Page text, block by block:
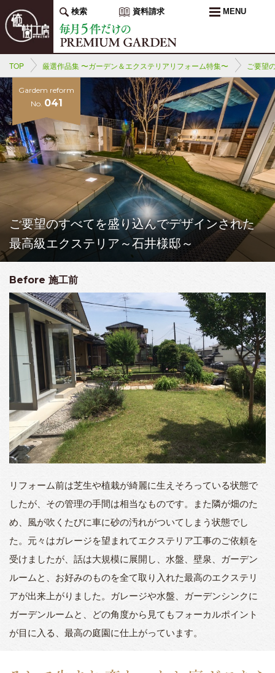
検索 資料請求 MENU
TOP 厳選作品集 〜ガーデン＆エクステリアリフォーム特集〜 ご要望
Gardem reform
No. 041
ご要望のすべてを盛り込んでデザインされた
最高級エクステリア～石井様邸～
Before 施工前
リフォーム前は芝生や植栽が綺麗に生えそろっている状態で
したが、その管理の手間は相当なものです。また隣が畑のた
め、風が吹くたびに車に砂の汚れがついてしまう状態でし
た。元々はガレージを望まれてエクステリア工事のご依頼を
受けましたが、話は大規模に展開し、水盤、壁泉、ガーデン
ルームと、お好みのものを全て取り入れた最高のエクステリ
アが出来上がりました。ガレージや水盤、ガーデンシンクに
ガーデンルームと、どの角度から見てもフォーカルポイント
が目に入る、最高の庭園に仕上がっています。